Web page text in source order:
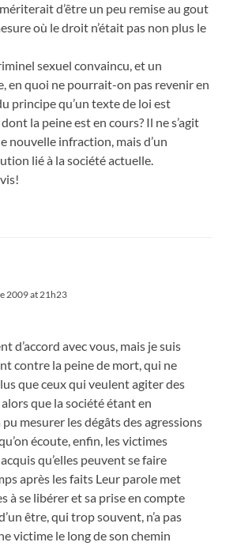
d’être un peu remise au gout
où le droit n’était pas non plus le
sexuel convaincu, et un
en quoi ne pourrait-on pas revenir en
principe qu’un texte de loi est
la peine est en cours? Il ne s’agit
nouvelle infraction, mais d’un
lié à la société actuelle.
2009 at 21h23
d’accord avec vous, mais je suis
contre la peine de mort, qui ne
que ceux qui veulent agiter des
que la société étant en
mesurer les dégâts des agressions
écoute, enfin, les victimes
qu’elles peuvent se faire
après les faits Leur parole met
à se libérer et sa prise en compte
être, qui trop souvent, n’a pas
victime le long de son chemin